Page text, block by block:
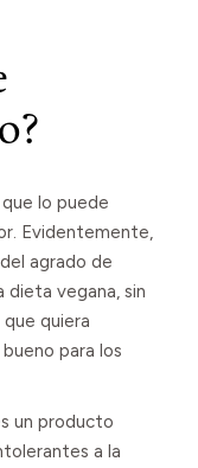
lo puede
Evidentemente,
agrado de
dieta vegana, sin
quiera
para los
un producto
a la